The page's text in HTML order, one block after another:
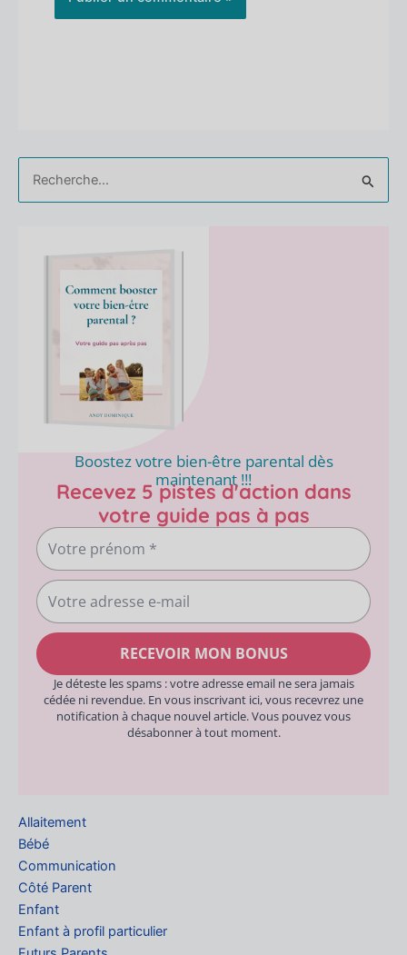
Rechercher :
Boostez votre bien-être parental dès
maintenant !!!
Recevez 5 pistes d'action dans
votre guide pas à pas
Votre
prénom
Votre
adresse
e-
mail
RECEVOIR MON BONUS
Je déteste les spams : votre adresse email ne sera jamais
cédée ni revendue. En vous inscrivant ici, vous recevrez une
notification à chaque nouvel article. Vous pouvez vous
désabonner à tout moment.
Allaitement
Bébé
Communication
Côté Parent
Enfant
Enfant à profil particulier